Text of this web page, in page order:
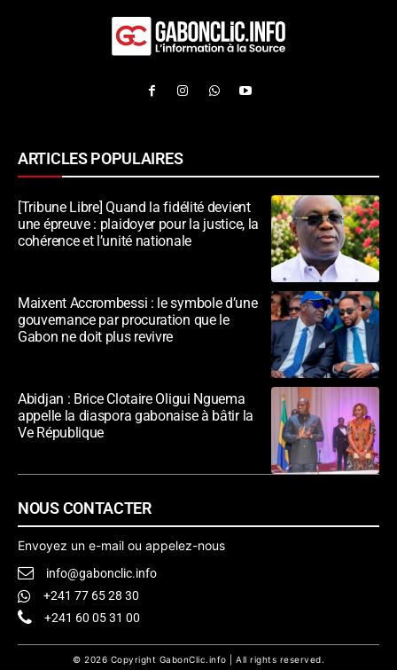
ARTICLES POPULAIRES
[Tribune Libre] Quand la fidélité devient
une épreuve : plaidoyer pour la justice, la
cohérence et l’unité nationale
Maixent Accrombessi : le symbole d’une
gouvernance par procuration que le
Gabon ne doit plus revivre
Abidjan : Brice Clotaire Oligui Nguema
appelle la diaspora gabonaise à bâtir la
Ve République
NOUS CONTACTER
Envoyez un e-mail ou appelez-nous
info@gabonclic.info
+241 77 65 28 30
+241 60 05 31 00
© 2026 Copyright GabonClic.info | All rights reserved.